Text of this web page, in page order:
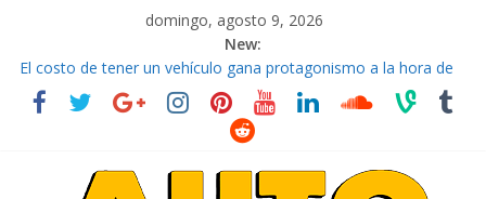
domingo, agosto 9, 2026
New:
La FEDAK recibe 12 Sinotruk Bolden para cubrir las rutas de La
Vuelta
El costo de tener un vehículo gana protagonismo a la hora de